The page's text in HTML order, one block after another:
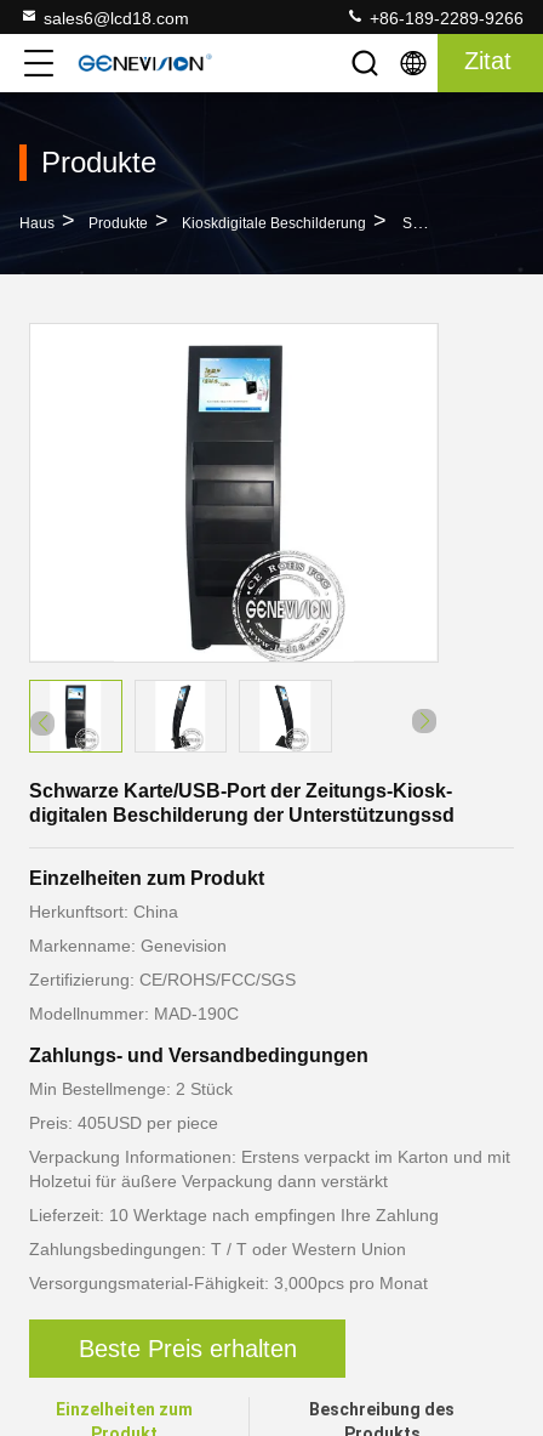
sales6@lcd18.com +86-189-2289-9266
Zitat
Produkte
Haus > Produkte > Kioskdigitale Beschilderung > Schwarze Karte/USB-Port Der Zeitungs-Kiosk-Digitalen Beschilderung Der Unterstützungssd
Schwarze Karte/USB-Port der Zeitungs-Kiosk-
digitalen Beschilderung der Unterstützungssd
Einzelheiten zum Produkt
Herkunftsort: China
Markenname: Genevision
Zertifizierung: CE/ROHS/FCC/SGS
Modellnummer: MAD-190C
Zahlungs- und Versandbedingungen
Min Bestellmenge: 2 Stück
Preis: 405USD per piece
Verpackung Informationen: Erstens verpackt im Karton und mit
Holzetui für äußere Verpackung dann verstärkt
Lieferzeit: 10 Werktage nach empfingen Ihre Zahlung
Zahlungsbedingungen: T / T oder Western Union
Versorgungsmaterial-Fähigkeit: 3,000pcs pro Monat
Beste Preis erhalten
Einzelheiten zum
Beschreibung des